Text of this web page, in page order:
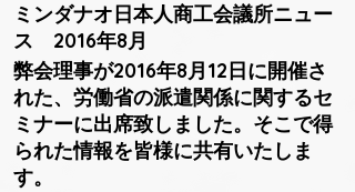
ミンダナオ日本人商工会議所ニュー
ス 2016年8月
弊会理事が2016年8月12日に開催さ
れた、労働省の派遣関係に関するセ
ミナーに出席致しました。そこで得
られた情報を皆様に共有いたしま
す。